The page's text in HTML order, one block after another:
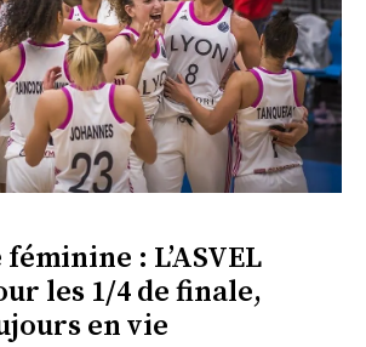
: L’ASVEL
les 1/4 de finale,
en vie